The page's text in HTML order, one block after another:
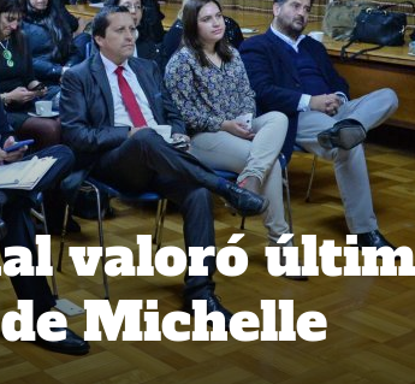
valoró
Michelle